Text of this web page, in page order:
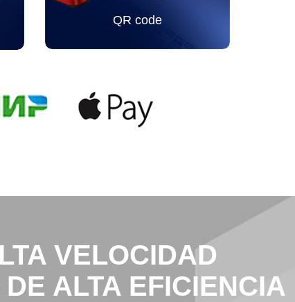
QR code
VELOCIDAD
ALTA EFICIENCIA